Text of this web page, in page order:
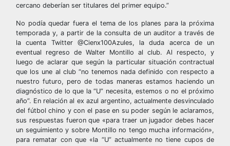
cercano deberían ser titulares del primer equipo.”
No podía quedar fuera el tema de los planes para la próxima
temporada y, a partir de la consulta de un auditor a través de
la cuenta Twitter @Cienx100Azules, la duda acerca de un
eventual regreso de Walter Montillo al club. Al respecto, y
luego de aclarar que según la particular situación contractual
que los une al club “no tenemos nada definido con respecto a
nuestro futuro, pero de todas maneras estamos haciendo un
diagnóstico de lo que la “U” necesita, estemos o no el próximo
año”. En relación al ex azul argentino, actualmente desvinculado
del fútbol chino y con el pase en su poder según le aclaramos,
sus respuestas fueron que «para traer un jugador debes hacer
un seguimiento y sobre Montillo no tengo mucha información»,
para rematar con que «la “U” actualmente no tiene cupos de